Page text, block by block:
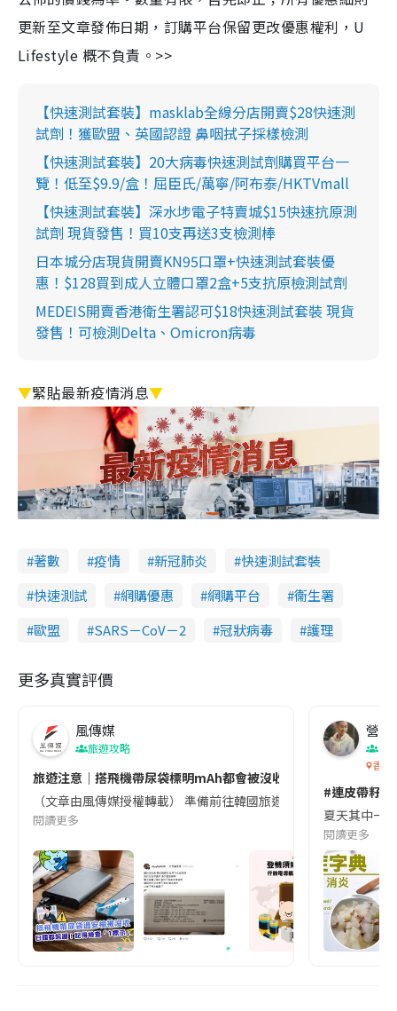
更新至文章發佈日期，訂購平台保留更改優惠權利，U
Lifestyle 概不負責。>>
【快速測試套裝】masklab全線分店開賣$28快速測
試劑！獲歐盟、英國認證 鼻咽拭子採樣檢測
【快速測試套裝】20大病毒快速測試劑購買平台一
覽！低至$9.9/盒！屈臣氏/萬寧/阿布泰/HKTVmall
【快速測試套裝】深水埗電子特賣城$15快速抗原測
試劑 現貨發售！買10支再送3支檢測棒
日本城分店現貨開賣KN95口罩+快速測試套裝優
惠！$128買到成人立體口罩2盒+5支抗原檢測試劑
MEDEIS開賣香港衛生署認可$18快速測試套裝 現貨
發售！可檢測Delta、Omicron病毒
▼緊貼最新疫情消息▼
著數 疫情 新冠肺炎
快速測試套裝
快速測試
網購優惠 網購平台
衞生署
歐盟
SARS－CoV－2 冠狀病毒 護理
更多真實評價
風傳媒
旅遊攻略
旅遊注意｜搭飛機帶尿袋標明mAh都會被沒收😱出發前切記檢查
（文章由風傳媒授權轉載） 準備前往韓國旅遊的民眾，近期要
閱讀更多
營養
香港
#連皮帶籽
夏天其中一
閱讀更多